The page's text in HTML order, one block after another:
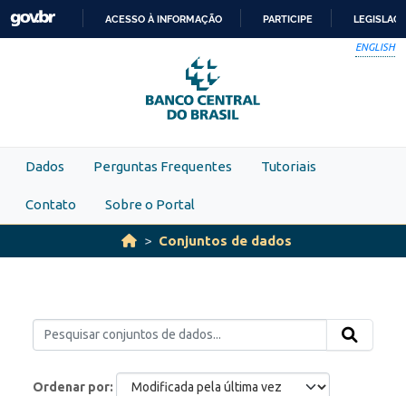
Skip to main content
PARA
O
CONTEÚDO
ACESSO À INFORMAÇÃO PARTICIPE
ENGLISH
Dados Perguntas Frequentes Tutoriais
Contato Sobre o Portal
Conjuntos de dados
Ordenar por